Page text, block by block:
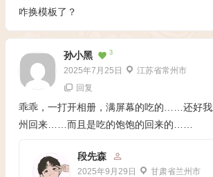
咋换模板了？
孙小黑 3
2025年7月25日 江苏省常州市
回复
乖乖，一打开相册，满屏幕的吃的……还好我
州回来……而且是吃的饱饱的回来的……
段先森
2025年9月29日 甘肃省兰州市